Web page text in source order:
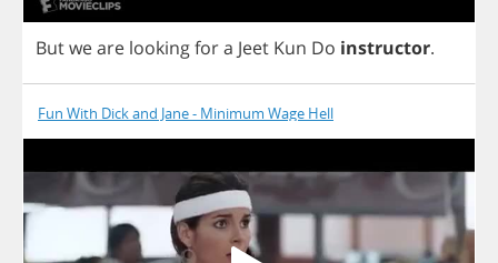
Butweare lookingfora Jeet Kun Do instructor.
Fun With Dick and Jane - Minimum Wage Hell